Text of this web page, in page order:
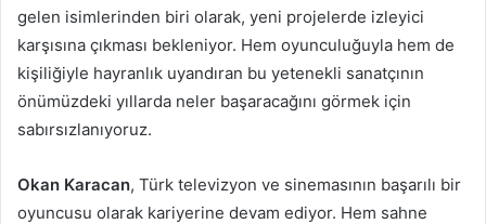
gelen isimlerinden biri olarak, yeni projelerde izleyici
karşısına çıkması bekleniyor. Hem oyunculuğuyla hem de
kişiliğiyle hayranlık uyandıran bu yetenekli sanatçının
önümüzdeki yıllarda neler başaracağını görmek için
sabırsızlanıyoruz.
Okan Karacan, Türk televizyon ve sinemasının başarılı bir
oyuncusu olarak kariyerine devam ediyor. Hem sahne